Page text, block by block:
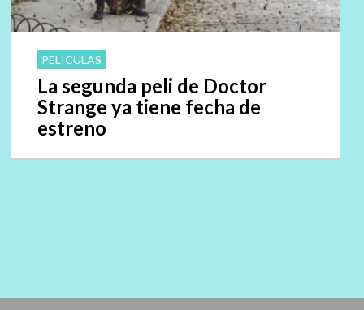
PELICULAS
La segunda peli de Doctor
Strange ya tiene fecha de
estreno